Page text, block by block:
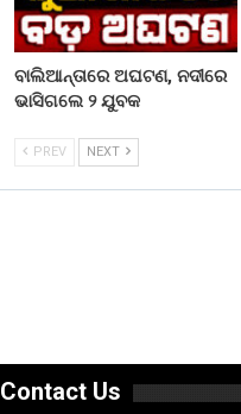
ବାଲିଆନ୍ତାରେ ଅଘଟଣ, ନଦୀରେ
ଭାସିଗଲେ ୨ ଯୁବକ
PREV NEXT
Contact Us